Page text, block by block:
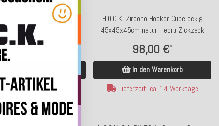
Zircono Hocker Cube eckig
grün col. 15 Zickzack
98,00 €
ca. 14 Werktage
H.O.C.K. Zircono Hocker Cube eckig
45x45x45cm natur - ecru Zickzack
98,00 €*
In den Warenkorb
Lieferzeit: ca. 14 Werktage